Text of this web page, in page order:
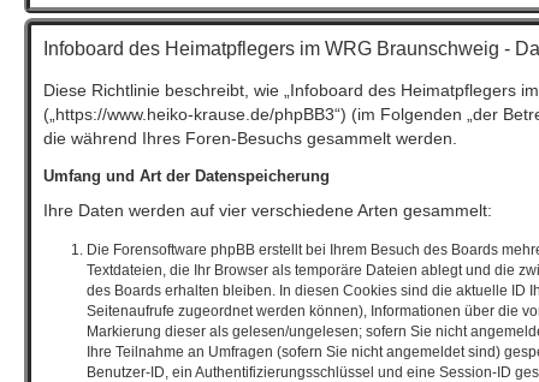
Infoboard des Heimatpflegers im WRG Braunschweig -
Diese Richtlinie beschreibt, wie „Infoboard des Heimatpflegers
(„https://www.heiko-krause.de/phpBB3“) (im Folgenden „der
die während Ihres Foren-Besuchs gesammelt werden.
Umfang und Art der Datenspeicherung
Ihre Daten werden auf vier verschiedene Arten gesammelt:
Die Forensoftware phpBB erstellt bei Ihrem Besuch des Boards
Textdateien, die Ihr Browser als temporäre Dateien ablegt und die
des Boards erhalten bleiben. In diesen Cookies sind die aktuelle ID
Seitenaufrufe zugeordnet werden können), Informationen über die
Markierung dieser als gelesen/ungelesen; sofern Sie nicht
Ihre Teilnahme an Umfragen (sofern Sie nicht angemeldet sind)
Benutzer-ID, ein Authentifizierungsschlüssel und eine Session-ID